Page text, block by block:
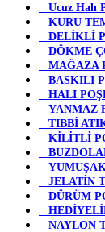
Ucuz Halı
KURU
DELİKLİ
DÖKME
MAĞAZA
BASKILI
HALI
YANMAZ
TIBBİ
KİLİTLİ
JELATİN
DÜRÜM
NAYLON